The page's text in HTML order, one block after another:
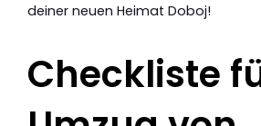
deiner neuen Heimat Doboj!
Checkliste